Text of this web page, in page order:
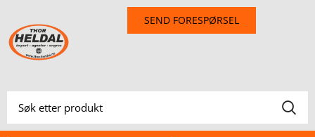
SEND FORESPØRSEL